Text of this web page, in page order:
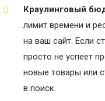
Краулинговый
лимит времени и
на ваш сайт. Если
просто не успеет
новые товары или
в поиск.